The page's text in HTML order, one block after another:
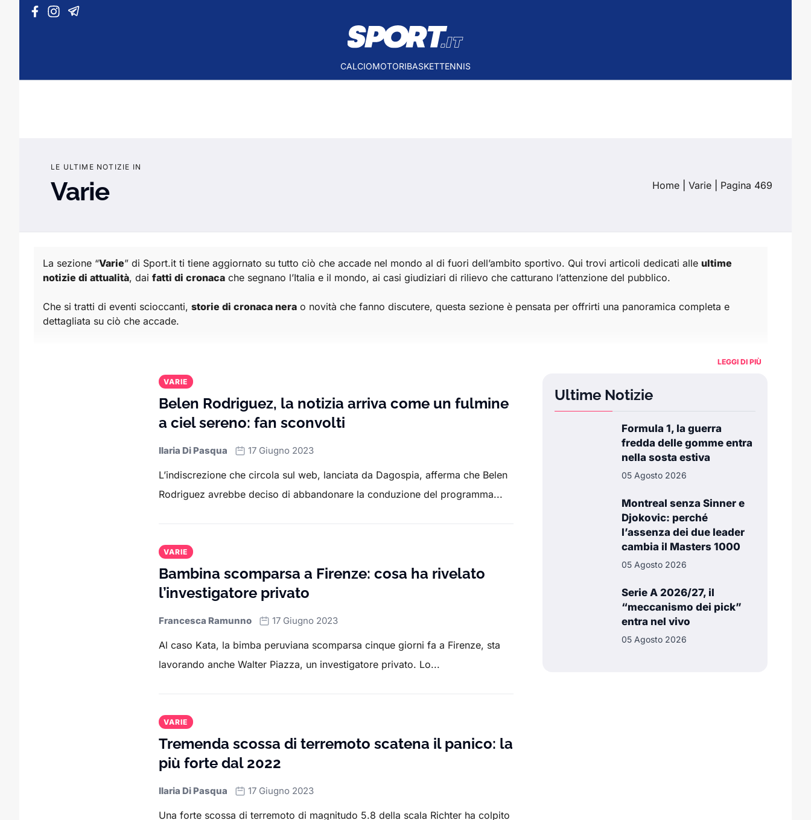
Vai al contenuto
CALCIOMOTORIBASKETTENNIS
LE ULTIME NOTIZIE IN
Varie Home Varie Pagina 469
La sezione “Varie” di Sport.it ti tiene aggiornato su tutto ciò che accade nel mondo al di fuori dell’ambito sportivo. Qui trovi articoli dedicati alle ultime
notizie di attualità, dai fatti di cronaca che segnano l’Italia e il mondo, ai casi giudiziari di rilievo che catturano l’attenzione del pubblico.
Che si tratti di eventi scioccanti, storie di cronaca nera o novità che fanno discutere, questa sezione è pensata per offrirti una panoramica completa e
dettagliata su ciò che accade.
Che tu voglia conoscere gli aggiornamenti sui principali fatti di cronaca o scoprire notizie curiose e fuori dal comune, la sezione “Varie” è la tua fonte
affidabile per restare informato su tutto ciò che è rilevante e interessante al di fuori del mondo dello sport.
LEGGI DI PIÙ
VARIE
Belen Rodriguez, la notizia arriva come un fulmine
a ciel sereno: fan sconvolti
Ilaria Di Pasqua 17 Giugno 2023
L’indiscrezione che circola sul web, lanciata da Dagospia, afferma che Belen
Rodriguez avrebbe deciso di abbandonare la conduzione del programma...
VARIE
Bambina scomparsa a Firenze: cosa ha rivelato
l’investigatore privato
Francesca Ramunno 17 Giugno 2023
Al caso Kata, la bimba peruviana scomparsa cinque giorni fa a Firenze, sta
lavorando anche Walter Piazza, un investigatore privato. Lo...
VARIE
Tremenda scossa di terremoto scatena il panico: la
più forte dal 2022
Ilaria Di Pasqua 17 Giugno 2023
Una forte scossa di terremoto di magnitudo 5.8 della scala Richter ha colpito
Ultime Notizie
Formula 1, la guerra
fredda delle gomme entra
nella sosta estiva
05 Agosto 2026
Montreal senza Sinner e
Djokovic: perché
l’assenza dei due leader
cambia il Masters 1000
05 Agosto 2026
Serie A 2026/27, il
“meccanismo dei pick”
entra nel vivo
05 Agosto 2026